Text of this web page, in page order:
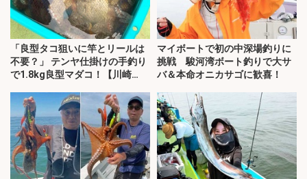
「良型タコ狙いに竿とリールは
不要？」 テンヤ仕掛けの手釣り
で1.8kg良型マダコ！【川崎
マイボートで初の中深場釣りに
挑戦 駿河湾ボート釣りで大サ
バ＆本命オニカサゴに歓喜！